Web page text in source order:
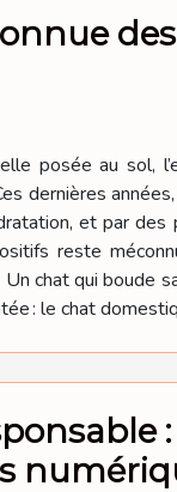
posée au
dernières
et par
reste
chat qui boude
: le chat